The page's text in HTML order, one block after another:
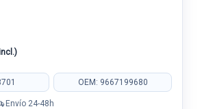
OEM: 9667199680
Envío 24-48h